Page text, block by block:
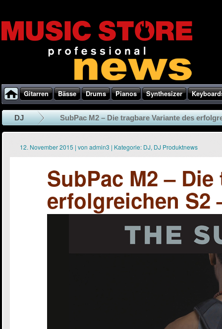
Gitarren Bässe Drums Pianos Synthesizer
DJ SubPac M2 – Die tragbare Variante des
12. November 2015 | von admin3 | Kategorie: DJ, DJ Produktnews
SubPac M2 –
erfolgreichen S2